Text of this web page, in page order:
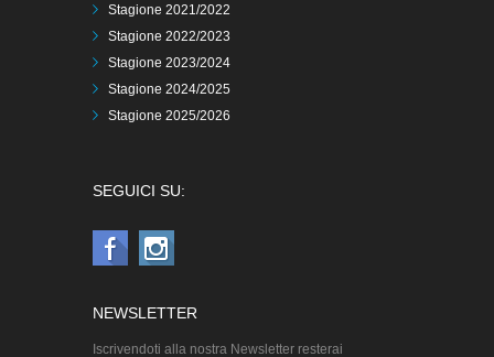
Stagione 2021/2022
Stagione 2022/2023
Stagione 2023/2024
Stagione 2024/2025
Stagione 2025/2026
SEGUICI SU:
NEWSLETTER
Iscrivendoti alla nostra Newsletter resterai